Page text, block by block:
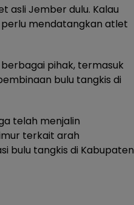
asli Jember dulu. Kalau
mendatangkan atlet
pihak, termasuk
bulu tangkis di
telah menjalin
terkait arah
bulu tangkis di Kabupaten